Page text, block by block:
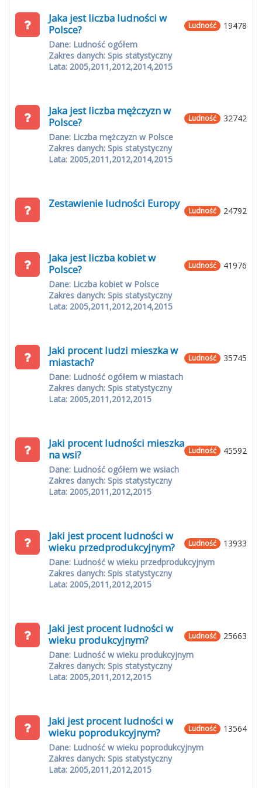
19478
Ludność
Jaka jest liczba ludności w
Polsce?
Dane: Ludność ogółem
Zakres danych: Spis statystyczny
Lata: 2005,2011,2012,2014,2015
32742
Ludność
Jaka jest liczba mężczyzn w
Polsce?
Dane: Liczba mężczyzn w Polsce
Zakres danych: Spis statystyczny
Lata: 2005,2011,2012,2014,2015
24792
Ludność
Zestawienie ludności Europy
41976
Ludność
Jaka jest liczba kobiet w
Polsce?
Dane: Liczba kobiet w Polsce
Zakres danych: Spis statystyczny
Lata: 2005,2011,2012,2014,2015
35745
Ludność
Jaki procent ludzi mieszka w
miastach?
Dane: Ludność ogółem w miastach
Zakres danych: Spis statystyczny
Lata: 2005,2011,2012,2015
45592
Ludność
Jaki procent ludności mieszka
na wsi?
Dane: Ludność ogółem we wsiach
Zakres danych: Spis statystyczny
Lata: 2005,2011,2012,2015
13933
Ludność
Jaki jest procent ludności w
wieku przedprodukcyjnym?
Dane: Ludność w wieku przedprodukcyjnym
Zakres danych: Spis statystyczny
Lata: 2005,2011,2012,2015
25663
Ludność
Jaki jest procent ludności w
wieku produkcyjnym?
Dane: Ludność w wieku produkcyjnym
Zakres danych: Spis statystyczny
Lata: 2005,2011,2012,2015
13564
Ludność
Jaki jest procent ludności w
wieku poprodukcyjnym?
Dane: Ludność w wieku poprodukcyjnym
Zakres danych: Spis statystyczny
Lata: 2005,2011,2012,2015